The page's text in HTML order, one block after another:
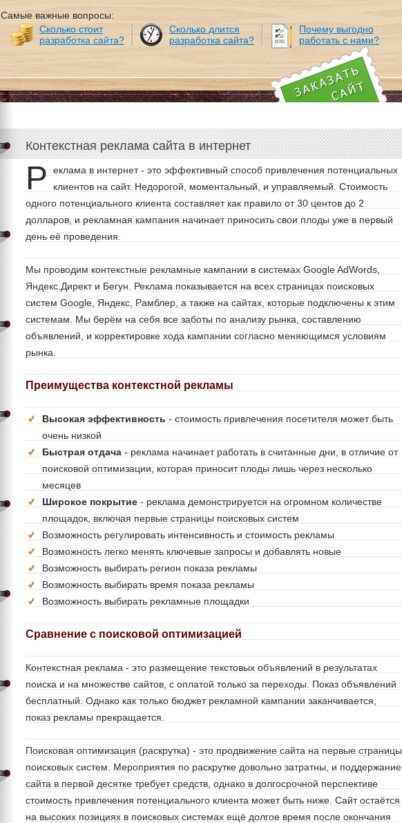
Контекстная реклама сайта в интернет
Р
еклама в интернет - это эффективный способ привлечения потенциальных
клиентов на сайт. Недорогой, моментальный, и управляемый. Стоимость
одного потенциального клиента составляет как правило от 30 центов до 2
долларов, и рекламная кампания начинает приносить свои плоды уже в первый
день её проведения.
Мы проводим контекстные рекламные кампании в системах Google AdWords,
Яндекс.Директ и Бегун. Реклама показывается на всех страницах поисковых
систем Google, Яндекс, Рамблер, а также на сайтах, которые подключены к этим
системам. Мы берём на себя все заботы по анализу рынка, составлению
объявлений, и корректировке хода кампании согласно меняющимся условиям
рынка.
Преимущества контекстной рекламы
Высокая эффективность - стоимость привлечения посетителя может быть
очень низкой
Быстрая отдача - реклама начинает работать в считанные дни, в отличие от
поисковой оптимизации, которая приносит плоды лишь через несколько
месяцев
Широкое покрытие - реклама демонстрируется на огромном количестве
площадок, включая первые страницы поисковых систем
Возможность регулировать интенсивность и стоимость рекламы
Возможность легко менять ключевые запросы и добавлять новые
Возможность выбирать регион показа рекламы
Возможность выбирать время показа рекламы
Возможность выбирать рекламные площадки
Сравнение с поисковой оптимизацией
Контекстная реклама - это размещение текстовых объявлений в результатах
поиска и на множестве сайтов, с оплатой только за переходы. Показ объявлений
бесплатный. Однако как только бюджет рекламной кампании заканчивается,
показ рекламы прекращается.
Поисковая оптимизация (раскрутка) - это продвижение сайта на первые страницы
поисковых систем. Мероприятия по раскрутке довольно затратны, и поддержание
сайта в первой десятке требует средств, однако в долгосрочной перспективе
стоимость привлечения потенциального клиента может быть ниже. Сайт остаётся
на высоких позициях в поисковых системах ещё долгое время после окончания
Самые важные вопросы:
Почему выгодно
работать с нами?
Сколько длится
разработка сайта?
Сколько стоит
разработка сайта?